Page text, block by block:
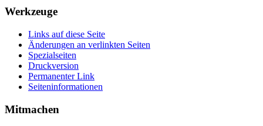
Werkzeuge
Links auf diese Seite
Änderungen an verlinkten Seiten
Spezialseiten
Druckversion
Permanenter Link
Seiten­informationen
Mitmachen